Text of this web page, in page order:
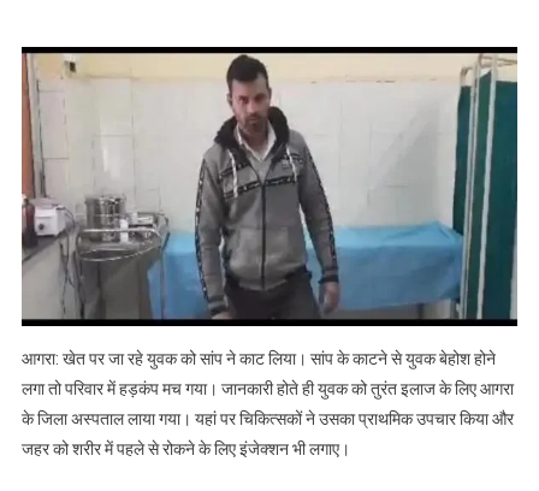
News:
सांप
परिवार
आगरा: खेत पर जा रहे युवक को सांप ने काट लिया। सांप के काटने से युवक बेहोश होने
लगा तो परिवार में हड़कंप मच गया। जानकारी होते ही युवक को तुरंत इलाज के लिए आगरा
के जिला अस्पताल लाया गया। यहां पर चिकित्सकों ने उसका प्राथमिक उपचार किया और
जहर को शरीर में पहले से रोकने के लिए इंजेक्शन भी लगाए।